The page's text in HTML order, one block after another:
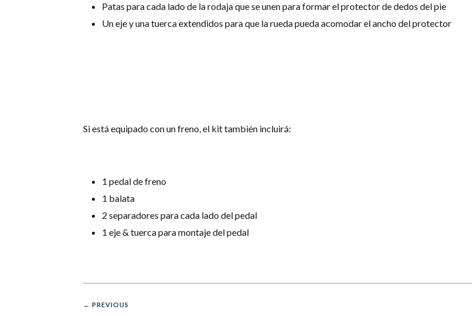
Patas para cada lado de la rodaja que se unen para formar el protector de dedos del pie
Un eje y una tuerca extendidos para que la rueda pueda acomodar el ancho del protector
Si está equipado con un freno, el kit también incluirá:
1 pedal de freno
1 balata
2 separadores para cada lado del pedal
1 eje & tuerca para montaje del pedal
← PREVIOUS